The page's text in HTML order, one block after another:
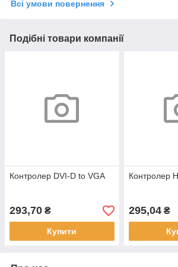
Всі умови повернення
Подібні товари компанії
Контролер DVI-D to VGA
293,70 ₴
Купити
Контролер
295,04₴